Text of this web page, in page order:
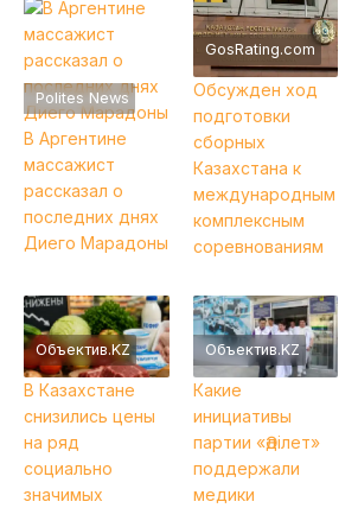
Polites News
В Аргентине
массажист
рассказал о
последних днях
Диего Марадоны
GosRating.com
Обсужден ход
подготовки
сборных
Казахстана к
международным
комплексным
соревнованиям
Объектив.KZ
В Казахстане
снизились цены
на ряд
социально
значимых
Объектив.KZ
Какие
инициативы
партии «Әділет»
поддержали
медики